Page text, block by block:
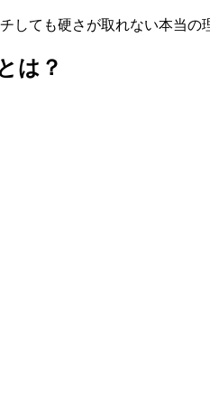
しても硬さが取れない本当の
は？